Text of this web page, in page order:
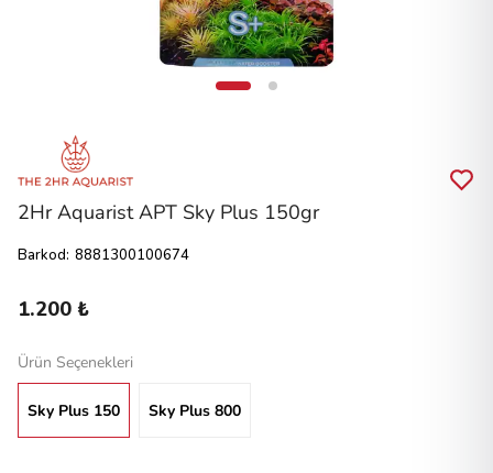
2Hr Aquarist APT Sky Plus 150gr
Barkod: 8881300100674
1.200 ₺
Ürün Seçenekleri
Sky Plus 150 Sky Plus 800